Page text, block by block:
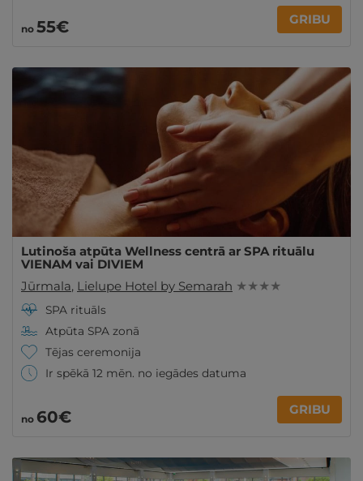
no 55€ GRIBU
Lutinoša atpūta Wellness centrā ar SPA rituālu
VIENAM vai DIVIEM
Jūrmala, Lielupe Hotel by Semarah ★ ★ ★ ★
SPA rituāls
Atpūta SPA zonā
Tējas ceremonija
Ir spēkā 12 mēn. no iegādes datuma
no 60€ GRIBU